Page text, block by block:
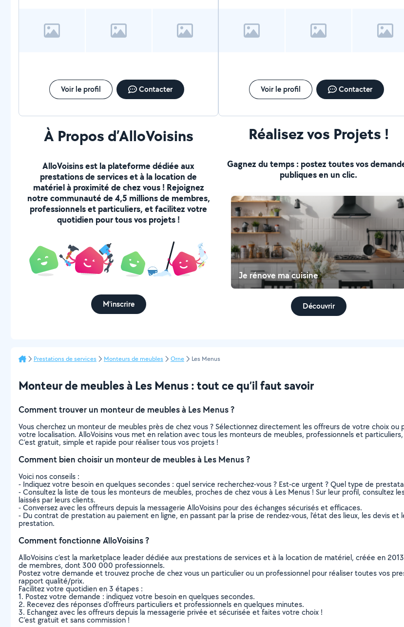
Voir le profil Contacter Voir le profil Contacter
À Propos d’AlloVoisins
AlloVoisins est la plateforme dédiée aux
prestations de services et à la location de
matériel à proximité de chez vous ! Rejoignez
notre communauté de 4,5 millions de membres,
professionnels et particuliers, et facilitez votre
quotidien pour tous vos projets !
M'inscrire
Réalisez vos Projets !
Gagnez du temps : postez toutes vos
publiques en un clic.
Je rénove ma cuisine
Découvrir
Prestations de services Monteurs de meubles Orne Les Menus
Monteur de meubles à Les Menus : tout ce qu’il faut savoir
Comment trouver un monteur de meubles à Les Menus ?
Vous cherchez un monteur de meubles près de chez vous ? Sélectionnez directement les offreurs de votre choix
votre localisation. AlloVoisins vous met en relation avec tous les monteurs de meubles, professionnels et
C’est gratuit, simple et rapide pour réaliser tous vos projets !
Comment bien choisir un monteur de meubles à Les Menus ?
Voici nos conseils :
- Indiquez votre besoin en quelques secondes : quel service recherchez-vous ? Est-ce urgent ? Quel type de
- Consultez la liste de tous les monteurs de meubles, proches de chez vous à Les Menus ! Sur leur profil, consultez
laissés par leurs clients.
- Conversez avec les offreurs depuis la messagerie AlloVoisins pour des échanges sécurisés et efficaces.
- Du contrat de prestation au paiement en ligne, en passant par la prise de rendez-vous, l’état des lieux, les devis
prestation.
Comment fonctionne AlloVoisins ?
AlloVoisins c’est la marketplace leader dédiée aux prestations de services et à la location de matériel, créée en
de membres, dont 300 000 professionnels.
Postez votre demande et trouvez proche de chez vous un particulier ou un professionnel pour réaliser toutes vos
rapport qualité/prix.
Facilitez votre quotidien en 3 étapes :
1. Postez votre demande : indiquez votre besoin en quelques secondes.
2. Recevez des réponses d’offreurs particuliers et professionnels en quelques minutes.
3. Echangez avec les offreurs depuis la messagerie privée et sécurisée et faites votre choix !
C’est gratuit et sans commission !